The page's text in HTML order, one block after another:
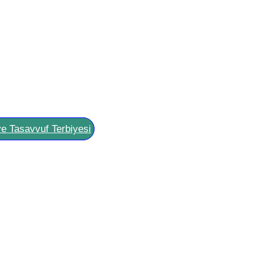
Tasavvuf Terbiyesi